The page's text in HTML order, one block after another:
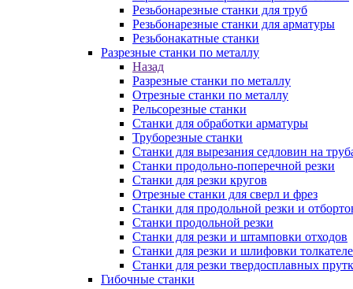
Резьбонарезные станки для труб
Резьбонарезные станки для арматуры
Резьбонакатные станки
Разрезные станки по металлу
Назад
Разрезные станки по металлу
Отрезные станки по металлу
Рельсорезные станки
Станки для обработки арматуры
Труборезные станки
Станки для вырезания седловин на
Станки продольно-поперечной резки
Станки для резки кругов
Отрезные станки для сверл и фрез
Станки для продольной резки и
Станки продольной резки
Станки для резки и штамповки отходов
Станки для резки и шлифовки
Станки для резки твердосплавных
Гибочные станки